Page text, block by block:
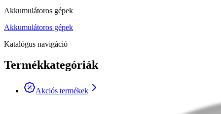
Akkumulátoros gépek
Akkumulátoros gépek
Katalógus navigáció
Termékkategóriák
Akciós termékek